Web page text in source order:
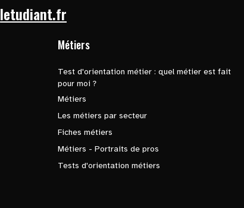
letudiant.fr
Métiers
Test d'orientation métier : quel métier est fait
pour moi ?
Métiers
Les métiers par secteur
Fiches métiers
Métiers - Portraits de pros
Tests d'orientation métiers